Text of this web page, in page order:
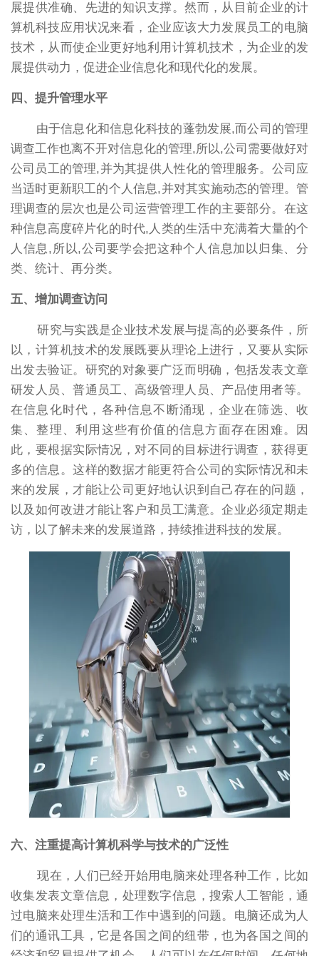
展提供准确、先进的知识支撑。然而，从目前企业的计
算机科技应用状况来看，企业应该大力发展员工的电脑
技术，从而使企业更好地利用计算机技术，为企业的发
展提供动力，促进企业信息化和现代化的发展。
四、提升管理水平
由于信息化和信息化科技的蓬勃发展,而公司的管理
调查工作也离不开对信息化的管理,所以,公司需要做好对
公司员工的管理,并为其提供人性化的管理服务。公司应
当适时更新职工的个人信息,并对其实施动态的管理。管
理调查的层次也是公司运营管理工作的主要部分。在这
种信息高度碎片化的时代,人类的生活中充满着大量的个
人信息,所以,公司要学会把这种个人信息加以归集、分
类、统计、再分类。
五、增加调查访问
研究与实践是企业技术发展与提高的必要条件，所
以，计算机技术的发展既要从理论上进行，又要从实际
出发去验证。研究的对象要广泛而明确，包括发表文章
研发人员、普通员工、高级管理人员、产品使用者等。
在信息化时代，各种信息不断涌现，企业在筛选、收
集、整理、利用这些有价值的信息方面存在困难。因
此，要根据实际情况，对不同的目标进行调查，获得更
多的信息。这样的数据才能更符合公司的实际情况和未
来的发展，才能让公司更好地认识到自己存在的问题，
以及如何改进才能让客户和员工满意。企业必须定期走
访，以了解未来的发展道路，持续推进科技的发展。
六、注重提高计算机科学与技术的广泛性
现在，人们已经开始用电脑来处理各种工作，比如
收集发表文章信息，处理数字信息，搜索人工智能，通
过电脑来处理生活和工作中遇到的问题。电脑还成为人
们的通讯工具，它是各国之间的纽带，也为各国之间的